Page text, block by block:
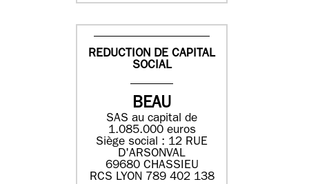
REDUCTION DE CAPITAL
SOCIAL
BEAU
SAS au capital de
1.085.000 euros
Siège social : 12 RUE
D'ARSONVAL
69680 CHASSIEU
RCS LYON 789 402 138